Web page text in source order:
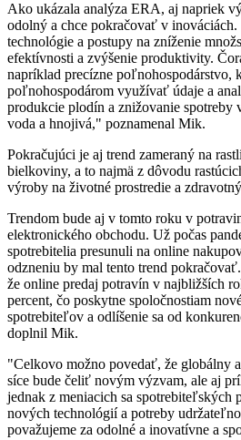
Ako ukázala analýza ERA, aj napriek
odolný a chce pokračovať v
technológie a postupy na zníženie
efektívnosti a zvýšenie produktivity.
napríklad precízne poľnohospodárstvo,
poľnohospodárom využívať údaje a
produkcie plodín a znižovanie spotreby
voda a hnojivá," poznamenal Mik.
Pokračujúci je aj trend zameraný na
bielkoviny, a to najmä z dôvodu
výroby na životné prostredie a
Trendom bude aj v tomto roku v
elektronického obchodu. Už počas
spotrebitelia presunuli na online
odzneniu by mal tento trend
že online predaj potravín v najbližších
percent, čo poskytne spoločnostiam
spotrebiteľov a odlíšenie sa od
doplnil Mik.
"Celkovo možno povedať, že globálny
síce bude čeliť novým výzvam, ale aj
jednak z meniacich sa spotrebiteľských
nových technológií a potreby
považujeme za odolné a inovatívne a